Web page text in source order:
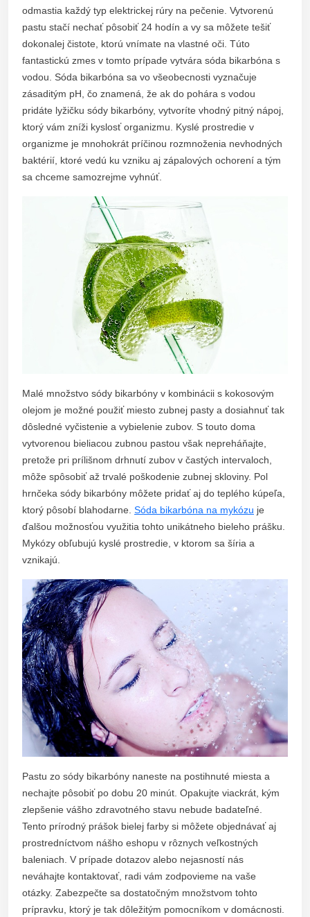
odmastia každý typ elektrickej rúry na pečenie. Vytvorenú
pastu stačí nechať pôsobiť 24 hodín a vy sa môžete tešiť
dokonalej čistote, ktorú vnímate na vlastné oči. Túto
fantastickú zmes v tomto prípade vytvára sóda bikarbóna s
vodou. Sóda bikarbóna sa vo všeobecnosti vyznačuje
zásaditým pH, čo znamená, že ak do pohára s vodou
pridáte lyžičku sódy bikarbóny, vytvoríte vhodný pitný nápoj,
ktorý vám zníži kyslosť organizmu. Kyslé prostredie v
organizme je mnohokrát príčinou rozmnoženia nevhodných
baktérií, ktoré vedú ku vzniku aj zápalových ochorení a tým
sa chceme samozrejme vyhnúť.
Malé množstvo sódy bikarbóny v kombinácii s kokosovým
olejom je možné použiť miesto zubnej pasty a dosiahnuť tak
dôsledné vyčistenie a vybielenie zubov. S touto doma
vytvorenou bieliacou zubnou pastou však nepreháňajte,
pretože pri prílišnom drhnutí zubov v častých intervaloch,
môže spôsobiť až trvalé poškodenie zubnej skloviny. Pol
hrnčeka sódy bikarbóny môžete pridať aj do teplého kúpeľa,
ktorý pôsobí blahodarne. Sóda bikarbóna na mykózu je
ďalšou možnosťou využitia tohto unikátneho bieleho prášku.
Mykózy obľubujú kyslé prostredie, v ktorom sa šíria a
vznikajú.
Pastu zo sódy bikarbóny naneste na postihnuté miesta a
nechajte pôsobiť po dobu 20 minút. Opakujte viackrát, kým
zlepšenie vášho zdravotného stavu nebude badateľné.
Tento prírodný prášok bielej farby si môžete objednávať aj
prostredníctvom nášho eshopu v rôznych veľkostných
baleniach. V prípade dotazov alebo nejasností nás
neváhajte kontaktovať, radi vám zodpovieme na vaše
otázky. Zabezpečte sa dostatočným množstvom tohto
prípravku, ktorý je tak dôležitým pomocníkom v domácnosti.